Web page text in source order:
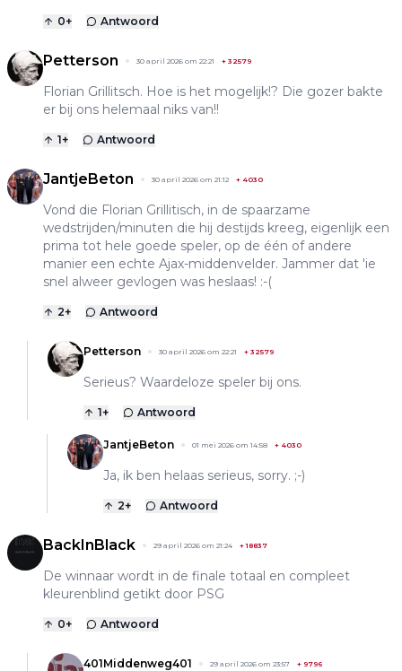
0+ Antwoord
Petterson 30 april 2026 om 22:21 + 32579
Florian Grillitsch. Hoe is het mogelijk!? Die gozer bakte
er bij ons helemaal niks van!!
1+ Antwoord
JantjeBeton 30 april 2026 om 21:12 + 4030
Vond die Florian Grillitisch, in de spaarzame
wedstrijden/minuten die hij destijds kreeg, eigenlijk een
prima tot hele goede speler, op de één of andere
manier een echte Ajax-middenvelder. Jammer dat 'ie
snel alweer gevlogen was heslaas! :-(
2+ Antwoord
Petterson 30 april 2026 om 22:21 + 32579
Serieus? Waardeloze speler bij ons.
1+ Antwoord
JantjeBeton 01 mei 2026 om 14:58 + 4030
Ja, ik ben helaas serieus, sorry. ;-)
2+ Antwoord
BackInBlack 29 april 2026 om 21:24 +18837
De winnaar wordt in de finale totaal en compleet
kleurenblind getikt door PSG
0+ Antwoord
401Middenweg401 29 april 2026 om 23:57 + 9796